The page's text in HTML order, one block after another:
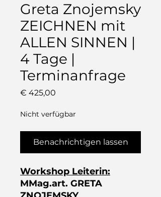
Greta Znojemsky
ZEICHNEN mit
ALLEN SINNEN |
4 Tage |
Terminanfrage
€ 425,00
Nicht verfügbar
Benachrichtigen lassen
Workshop Leiterin:
MMag.art. GRETA